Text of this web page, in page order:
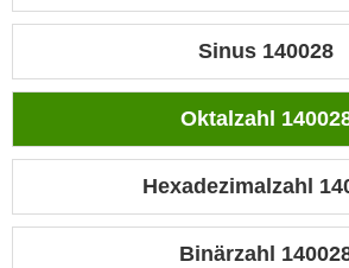
Sinus 140028
Oktalzahl
Hexadezimalzahl
Binärzahl